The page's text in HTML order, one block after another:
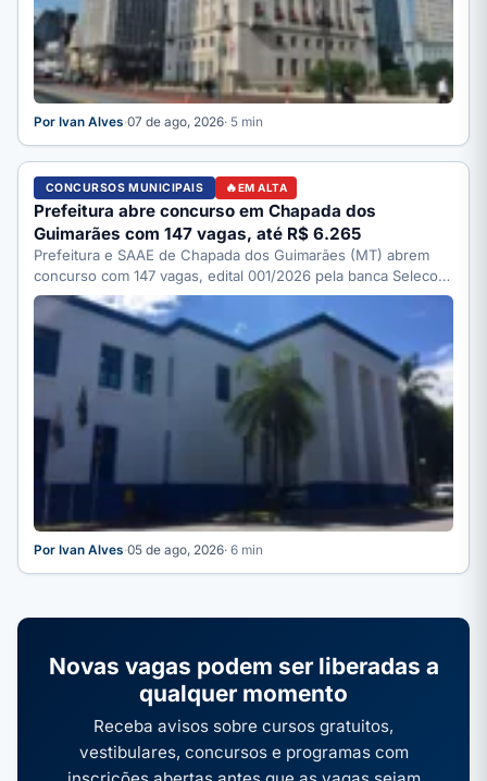
Por Ivan Alves·07 de ago, 2026· 5 min
CONCURSOS MUNICIPAIS EM ALTA
Prefeitura abre concurso em Chapada dos
Guimarães com 147 vagas, até R$ 6.265
Prefeitura e SAAE de Chapada dos Guimarães (MT) abrem
concurso com 147 vagas, edital 001/2026 pela banca Selecon.
…
Por Ivan Alves·05 de ago, 2026· 6 min
Novas vagas podem ser liberadas a
qualquer momento
Receba avisos sobre cursos gratuitos,
vestibulares, concursos e programas com